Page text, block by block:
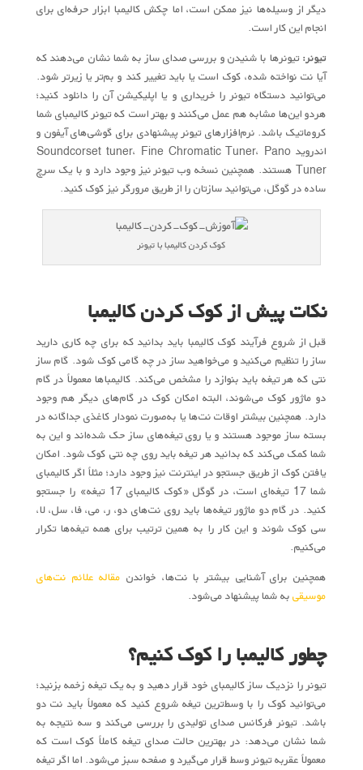
دیگر از وسیله‌ها نیز ممکن است، اما چکش کالیمبا ابزار حرفه‌ای برای
انجام این کار است.
تیونر: تیونرها با شنیدن و بررسی صدای ساز به شما نشان می‌دهند که
آیا نت نواخته شده، کوک است یا باید تغییر کند و بم‌تر یا زیرتر شود.
می‌توانید دستگاه تیونر را خریداری و یا اپلیکیشن آن را دانلود کنید؛
هردو این‌ها مشابه هم عمل می‌کنند و بهتر است که تیونر کالیمبای شما
کروماتیک باشد. نرم‌افزارهای تیونر پیشنهادی برای گوشی‌های آیفون و
اندروید Soundcorset tuner، Fine Chromatic Tuner، Pano
Tuner هستند. همچنین نسخه وب تیونر نیز وجود دارد و با یک سرچ
ساده در گوگل، می‌توانید سازتان را از طریق مرورگر نیز کوک کنید.
کوک کردن کالیمبا با تیونر
نکات پیش از کوک کردن کالیمبا
قبل از شروع فرآیند کوک کالیمبا باید بدانید که برای چه کاری دارید
ساز را تنظیم می‌کنید و می‌خواهید ساز در چه گامی کوک شود. گام ساز
نتی که هر تیغه باید بنوازد را مشخص می‌کند. کالیمباها معمولاً در گام
دو ماژور کوک می‌شوند، البته امکان کوک در گام‌های دیگر هم وجود
دارد. همچنین بیشتر اوقات نت‌ها یا به‌صورت نمودار کاغذی جداگانه در
بسته ساز موجود هستند و یا روی تیغه‌های ساز حک شده‌اند و این به
شما کمک می‌کند که بدانید هر تیغه باید روی چه نتی کوک شود. امکان
یافتن کوک از طریق جستجو در اینترنت نیز وجود دارد؛ مثلاً اگر کالیمبای
شما 17 تیغه‌ای است، در گوگل «کوک کالیمبای 17 تیغه» را جستجو
کنید. در گام دو ماژور تیغه‌ها باید روی نت‌های دو، ر، می، فا، سل، لا،
سی کوک شوند و این کار را به همین ‌ترتیب برای همه تیغه‌ها تکرار
می‌کنیم.
همچنین برای آشنایی بیشتر با نت‌ها، خواندن مقاله علائم نت‌های
موسیقیبه شما پیشنهاد می‌شود.
چطور کالیمبا را کوک کنیم؟
تیونر را نزدیک ساز کالیمبای خود قرار دهید و به یک تیغه زخمه بزنید؛
می‌توانید کوک را با وسط‌ترین تیغه شروع کنید که معمولاً باید نت دو
باشد. تیونر فرکانس صدای تولیدی را بررسی می‌کند و سه نتیجه به
شما نشان می‌دهد: در بهترین حالت صدای تیغه کاملاً کوک است که
معمولاً عقربه تیونر وسط قرار می‌گیرد و صفحه سبز می‌شود. اما اگر تیغه